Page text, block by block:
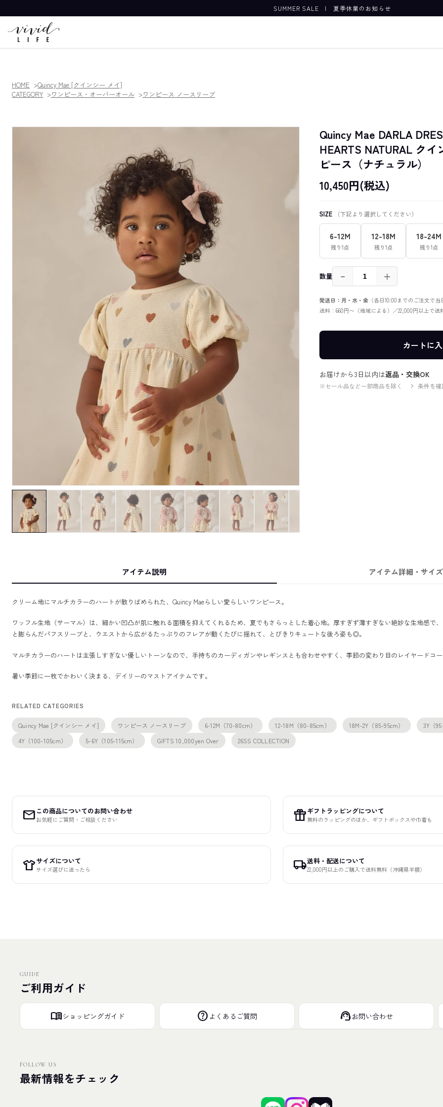
SUMMER SALE |夏季休業のお知らせ
HOME
Quincy Mae [クインシー メイ]
CATEGORY
ワンピース・オーバーオール ワンピース ノースリーブ
Quincy Mae DARLA
HEARTS NATURAL ク
ピース（ナチュラル）
10,450円(税込)
SIZE （下記より選択してください）
6-12M
残り1点
12-18M
残り1点
18-24M
残り1点
数量 － ＋
発送日：月・水・金（各日10:00までのご注文で当
送料：660円〜（地域による）／22,000円以上で送
カートに
お届けから3日以内は返品・交換OK
※セール品など一部商品を除く 条件を確
アイテム説明 アイテム詳細・サイ
クリーム地にマルチカラーのハートが散りばめられた、Quincy Maeらしい愛らしいワンピース。
ワッフル生地（サーマル）は、細かい凹凸が肌に触れる面積を抑えてくれるため、夏でもさらっとした着心地。厚すぎず薄すぎない絶妙な生地感で
と膨らんだパフスリーブと、ウエストから広がるたっぷりのフレアが動くたびに揺れて、とびきりキュートな後ろ姿も◎。
マルチカラーのハートは主張しすぎない優しいトーンなので、手持ちのカーディガンやレギンスとも合わせやすく、季節の変わり目のレイヤードコー
暑い季節に一枚でかわいく決まる、デイリーのマストアイテムです。
RELATED CATEGORIES
Quincy Mae [クインシー メイ] ワンピース ノースリーブ 6-12M（70-80cm） 12-18M（80-85cm） 18M-2Y（85-95cm）
3Y（
4Y（100-105cm）
5-6Y（105-115cm） GIFTS 10,000yen Over 26SS COLLECTION
mail この商品についてのお問い合わせ
お気軽にご質問・ご相談ください featured_seasonal_and_giftsギフトラッピングについて
無料のラッピングのほか、ギフトボックスや巾着も
apparelサイズについて
サイズ選びに迷ったら local_shipping送料・配送について
22,000円以上のご購入で送料無料（沖縄県半額）
GUIDE
ご利用ガイド
menu_bookショッピングガイド help よくあるご質問 support_agent お問い合わせ
FOLLOW US
最新情報をチェック